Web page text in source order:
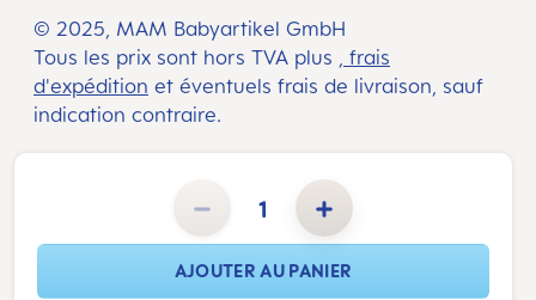
Quantité de produit : Entrez la quantité souhaitée ou utilisez les boutons pour augmenter ou diminuer la
AJOUTER AU PANIER
© 2025, MAM Babyartikel GmbH
Tous les prix sont hors TVA plus , frais
d'expédition et éventuels frais de livraison, sauf
indication contraire.